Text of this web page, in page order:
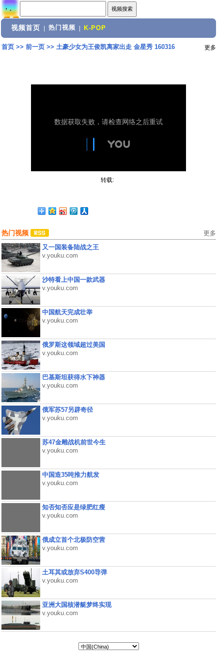
视频首页 热门视频 K-POP
首页>> 前一页>> 土豪少女为王俊凯离家出走 金星秀 160316 更多
转载:
热门视频 更多
又一国装备陆战之王
v.youku.com
沙特看上中国一款武器
v.youku.com
中国航天完成壮举
v.youku.com
俄罗斯这领域超过美国
v.youku.com
巴基斯坦获得水下神器
v.youku.com
俄军苏57另辟奇径
v.youku.com
苏47金雕战机前世今生
v.youku.com
中国造35吨推力航发
v.youku.com
知否知否应是绿肥红瘦
v.youku.com
俄成立首个北极防空营
v.youku.com
土耳其或放弃S400导弹
v.youku.com
亚洲大国核潜艇梦终实现
v.youku.com